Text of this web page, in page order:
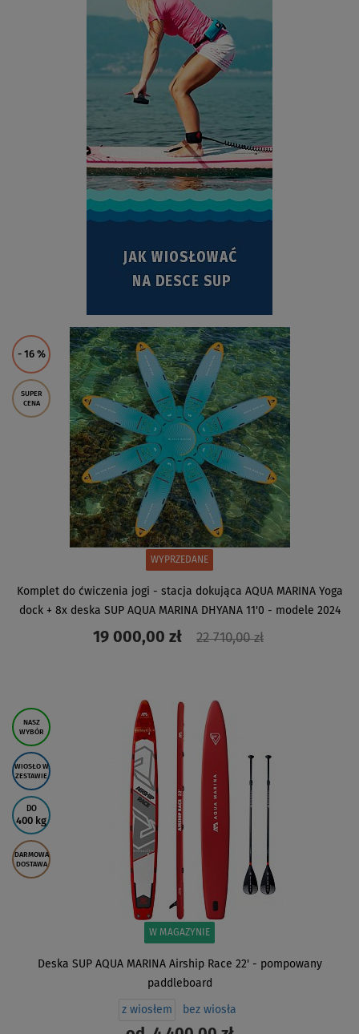
- 16 %
SUPER
CENA
WYPRZEDANE
Komplet do ćwiczenia jogi - stacja dokująca AQUA MARINA Yoga
dock + 8x deska SUP AQUA MARINA DHYANA 11'0 - modele 2024
19 000,00 zł 22 710,00 zł
ZOBACZ
NASZ
WYBÓR
WIOSŁO W
ZESTAWIE
DO
400 kg
DARMOWA
DOSTAWA
W MAGAZYNIE
Deska SUP AQUA MARINA Airship Race 22' - pompowany
paddleboard
z wiosłem bez wiosła